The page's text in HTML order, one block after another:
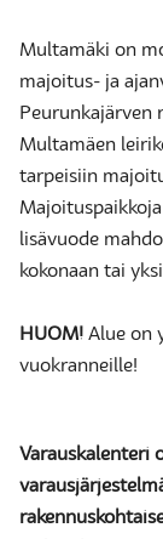
Multamäki on
majoitus- ja
Peurunkajärven
Multamäen
tarpeisiin
lisävuode
kokonaan tai
HUOM! Alue on
vuokranneille!
Varauskalenteri